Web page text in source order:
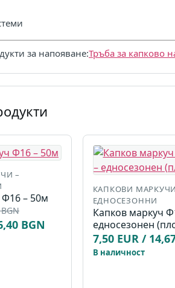
за напояване:Тръба за капково
–
– 50м
BGN
КАПКОВИ
ЕДНОСЕЗОННИ
Капков маркуч
едносезонен
7,50 EUR /
В наличност